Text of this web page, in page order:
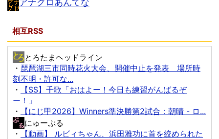
アナグロあんてな
相互RSS
とろたまヘッドライン
・ 琵琶湖三市同時花火大会、開催中止を発表 場所時
刻不明・許可な...
・
【SS】千歌「おはよー！今日も練習がんばるぞ
ー！」
・
【にじ甲2026】Winners準決勝第2試合：朝晴 - ロ...
にゅーぷる
・
【動画】 ルビィちゃん、浜田雅功に首を絞められた